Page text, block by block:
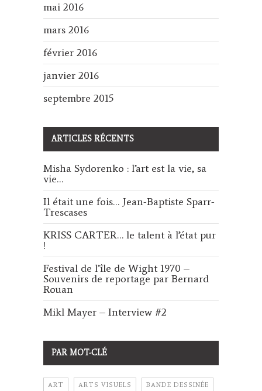
mai 2016
mars 2016
février 2016
janvier 2016
septembre 2015
ARTICLES RÉCENTS
Misha Sydorenko : l’art est la vie, sa
vie…
Il était une fois… Jean-Baptiste Sparr-
Trescases
KRISS CARTER… le talent à l’état pur
!
Festival de l’île de Wight 1970 –
Souvenirs de reportage par Bernard
Rouan
Mikl Mayer – Interview #2
PAR MOT-CLÉ
ART ARTS VISUELS BANDE DESSINÉE